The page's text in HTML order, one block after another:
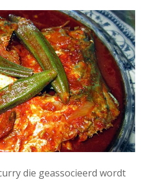
die geassocieerd wordt